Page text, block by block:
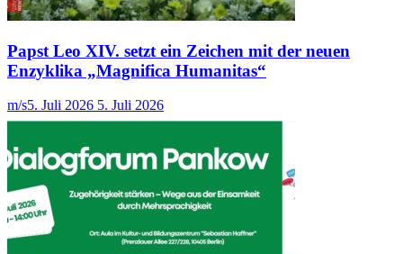
Papst Leo XIV. setzt ein Zeichen mit der neuen
Enzyklika „Magnifica Humanitas“
m/s5. Juli 2026 5. Juli 2026